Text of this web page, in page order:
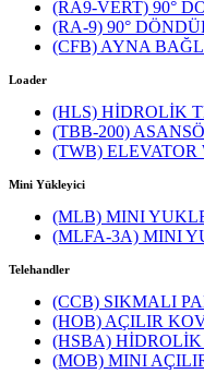
(RA9-VERT) 90°
(RA-9) 90°
(CFB) AYNA
Loader
(HLS) HİDROLİK
(TBB-200)
(TWB)
Mini Yükleyici
(MLB) MINI
(MLFA-3A) MINI
Telehandler
(CCB) SIKMALI
(HOB) AÇILIR
(HSBA)
(MOB) MINI